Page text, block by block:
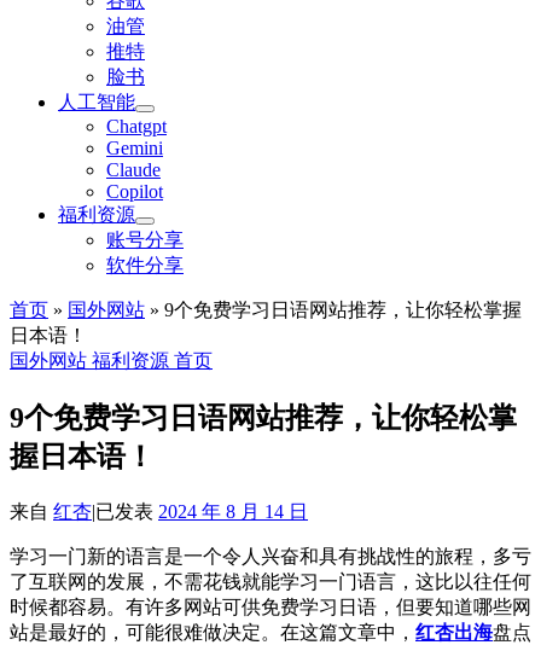
油管
推特
脸书
人工智能
Chatgpt
‎Gemini
Claude
Copilot
福利资源
账号分享
软件分享
首页 » 国外网站 » 9个免费学习日语网站推荐，让你轻松掌握
日本语！
国外网站 福利资源 首页
9个免费学习日语网站推荐，让你轻松掌
握日本语！
来自 红杏|已发表 2024 年 8 月 14 日
学习一门新的语言是一个令人兴奋和具有挑战性的旅程，多亏
了互联网的发展，不需花钱就能学习一门语言，这比以往任何
时候都容易。有许多网站可供免费学习日语，但要知道哪些网
站是最好的，可能很难做决定。在这篇文章中， 红杏出海盘点